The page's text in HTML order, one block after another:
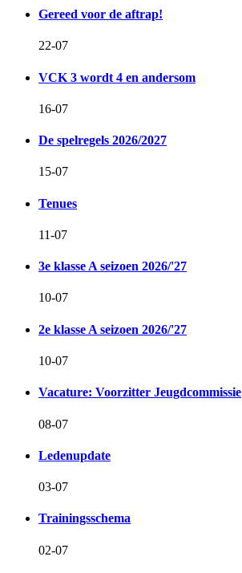
Gereed voor de aftrap!
22-07
VCK 3 wordt 4 en andersom
16-07
De spelregels 2026/2027
15-07
Tenues
11-07
3e klasse A seizoen 2026/'27
10-07
2e klasse A seizoen 2026/'27
10-07
Vacature: Voorzitter Jeugdcommissie
08-07
Ledenupdate
03-07
Trainingsschema
02-07